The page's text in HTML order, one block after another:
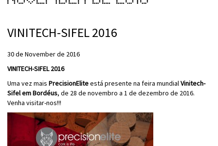
VINITECH-SIFEL 2016
30 de November de 2016
VINITECH-SIFEL 2016
Uma vez mais PrecisionEliteestá presente na feira mundialVinitech-
Sifel em Bordéus, de 28 de novembro a 1 de dezembro de 2016.
Venha visitar-nos!!!